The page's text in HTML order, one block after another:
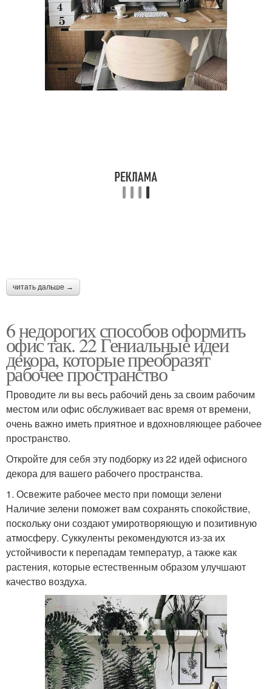
читать дальше →
6 недорогих способов оформить
офис так. 22 Гениальные идеи
декора, которые преобразят
рабочее пространство
Проводите ли вы весь рабочий день за своим рабочим
местом или офис обслуживает вас время от времени,
очень важно иметь приятное и вдохновляющее рабочее
пространство.
Откройте для себя эту подборку из 22 идей офисного
декора для вашего рабочего пространства.
1. Освежите рабочее место при помощи зелени
Наличие зелени поможет вам сохранять спокойствие,
поскольку они создают умиротворяющую и позитивную
атмосферу. Суккуленты рекомендуются из-за их
устойчивости к перепадам температур, а также как
растения, которые естественным образом улучшают
качество воздуха.